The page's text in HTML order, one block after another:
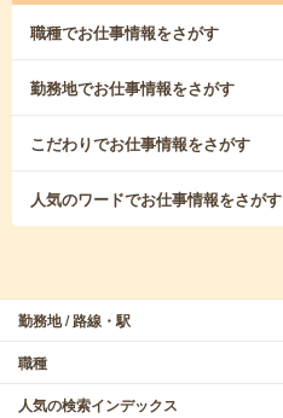
職種でお仕事情報をさがす
勤務地でお仕事情報をさがす
こだわりでお仕事情報をさがす
人気のワードでお仕事情報をさがす
勤務地 / 路線・駅
職種
人気の検索インデックス